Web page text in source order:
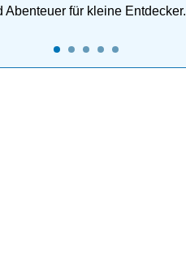
Abenteuer für kleine Entdecker.